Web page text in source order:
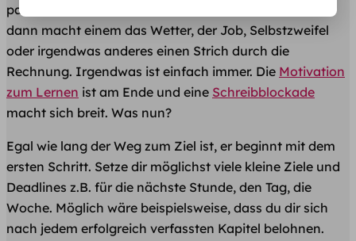
passendes Thema, dann keine zitierbaren Quellen und
dann macht einem das Wetter, der Job, Selbstzweifel
oder irgendwas anderes einen Strich durch die
Rechnung. Irgendwas ist einfach immer. Die Motivation
zum Lernen ist am Ende und eine Schreibblockade
macht sich breit. Was nun?
Egal wie lang der Weg zum Ziel ist, er beginnt mit dem
ersten Schritt. Setze dir möglichst viele kleine Ziele und
Deadlines z.B. für die nächste Stunde, den Tag, die
Woche. Möglich wäre beispielsweise, dass du dir sich
nach jedem erfolgreich verfassten Kapitel belohnen.